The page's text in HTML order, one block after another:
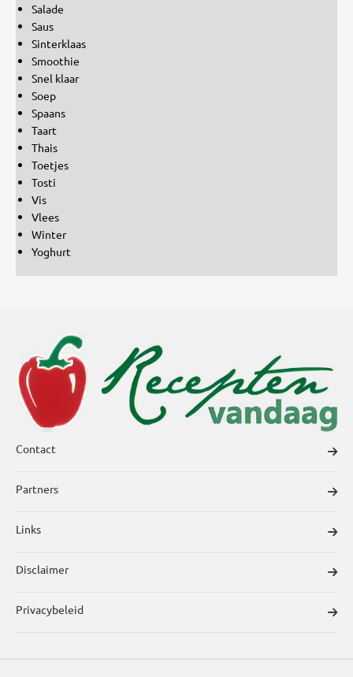
Salade
Saus
Sinterklaas
Smoothie
Snel klaar
Soep
Spaans
Taart
Thais
Toetjes
Tosti
Vis
Vlees
Winter
Yoghurt
Contact
Partners
Links
Disclaimer
Privacybeleid